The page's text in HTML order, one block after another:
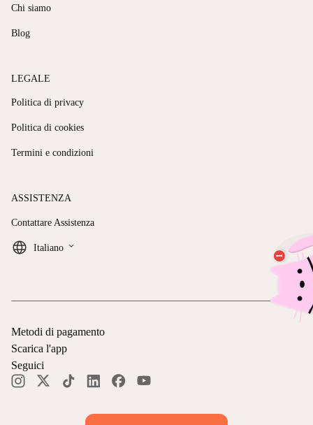
Chi siamo
Blog
LEGALE
Politica di privacy
Politica di cookies
Termini e condizioni
ASSISTENZA
Contattare Assistenza
Italiano keyboard_arrow_down
Metodi di pagamento
Scarica l'app
Seguici